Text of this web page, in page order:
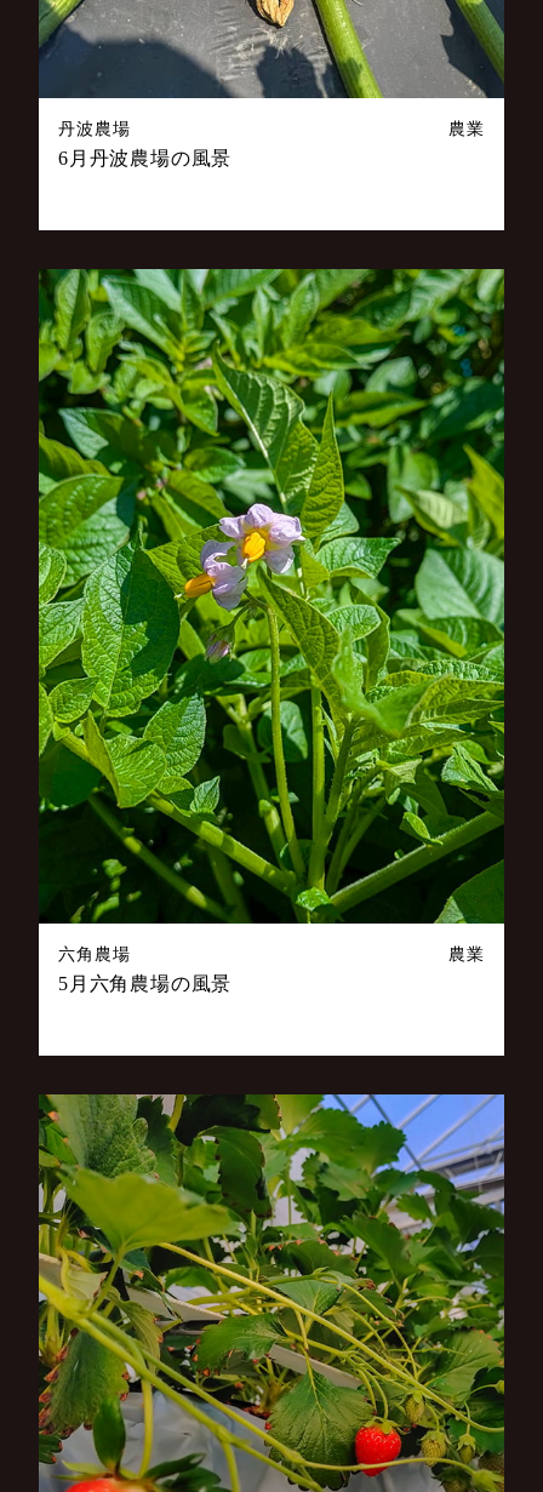
丹波農場 農業
6月丹波農場の風景
六角農場 農業
5月六角農場の風景